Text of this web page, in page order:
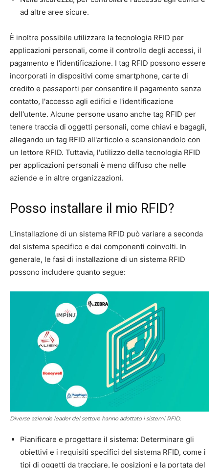
ad altre aree sicure.
È inoltre possibile utilizzare la tecnologia RFID per
applicazioni personali, come il controllo degli accessi, il
pagamento e l'identificazione. I tag RFID possono essere
incorporati in dispositivi come smartphone, carte di
credito e passaporti per consentire il pagamento senza
contatto, l'accesso agli edifici e l'identificazione
dell'utente. Alcune persone usano anche tag RFID per
tenere traccia di oggetti personali, come chiavi e bagagli,
allegando un tag RFID all'articolo e scansionandolo con
un lettore RFID. Tuttavia, l'utilizzo della tecnologia RFID
per applicazioni personali è meno diffuso che nelle
aziende e in altre organizzazioni.
Posso installare il mio RFID?
L'installazione di un sistema RFID può variare a seconda
del sistema specifico e dei componenti coinvolti. In
generale, le fasi di installazione di un sistema RFID
possono includere quanto segue:
Diverse aziende leader del settore hanno adottato i sistemi RFID.
Pianificare e progettare il sistema: Determinare gli
obiettivi e i requisiti specifici del sistema RFID, come i
tipi di oggetti da tracciare, le posizioni e la portata del